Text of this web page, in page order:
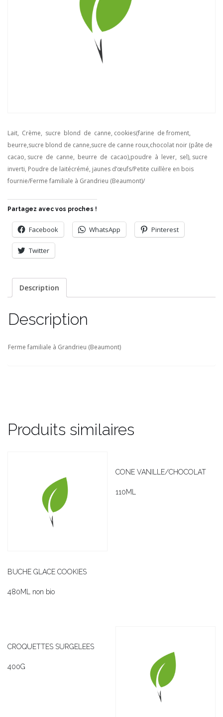
Lait, Crème, sucre blond de canne, cookies(farine de froment,
beurre,sucre blond de canne,sucre de canne roux,chocolat noir (pâte de
cacao, sucre de canne, beurre de cacao),poudre à lever, sel), sucre
inverti, Poudre de laitécrémé, jaunes d’œufs/Petite cuillère en bois
fournie/Ferme familiale à Grandrieu (Beaumont)/
Partagez avec vos proches !
Facebook WhatsApp Pinterest
Twitter
Description
Description
Ferme familiale à Grandrieu (Beaumont)
Produits similaires
BUCHE GLACE COOKIES
480ML non bio
CONE VANILLE/CHOCOLAT
110ML
CROQUETTES SURGELEES
400G